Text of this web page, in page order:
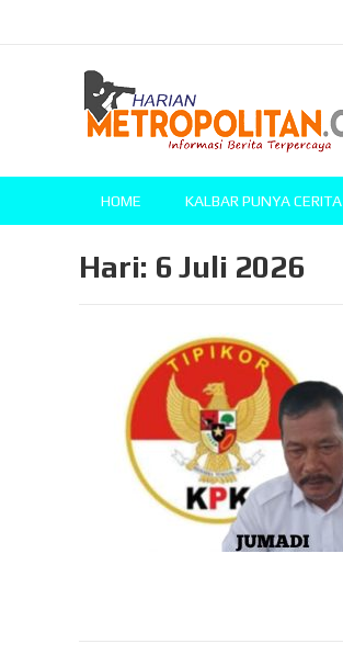
HOME KALBAR PUNYA CERITA
Hari: 6 Juli 2026